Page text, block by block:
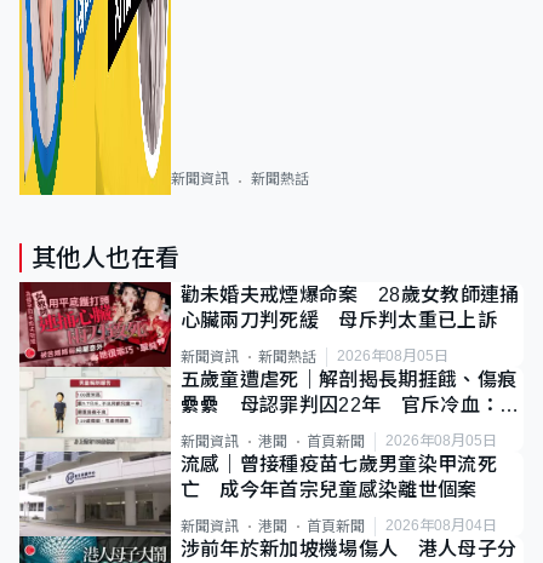
新聞資訊 新聞熱話
其他人也在看
勸未婚夫戒煙爆命案 28歲女教師連捅
心臟兩刀判死緩 母斥判太重已上訴
新聞資訊 新聞熱話 2026年08月05日
五歲童遭虐死｜解剖揭長期捱餓、傷痕
纍纍 母認罪判囚22年 官斥冷血：同
類案最惡劣
新聞資訊 港聞 首頁新聞 2026年08月05日
流感｜曾接種疫苗七歲男童染甲流死
亡 成今年首宗兒童感染離世個案
新聞資訊 港聞 首頁新聞 2026年08月04日
涉前年於新加坡機場傷人 港人母子分